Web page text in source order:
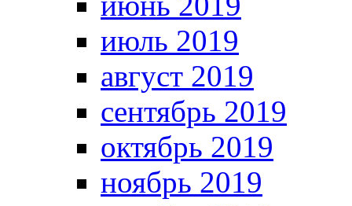
июль 2019
август 2019
сентябрь 2019
октябрь 2019
ноябрь 2019